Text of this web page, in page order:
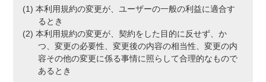
本利用規約の変更が、ユーザーの一般の利益に適合す
るとき
本利用規約の変更が、契約をした目的に反せず、か
つ、変更の必要性、変更後の内容の相当性、変更の内
容その他の変更に係る事情に照らして合理的なもので
あるとき